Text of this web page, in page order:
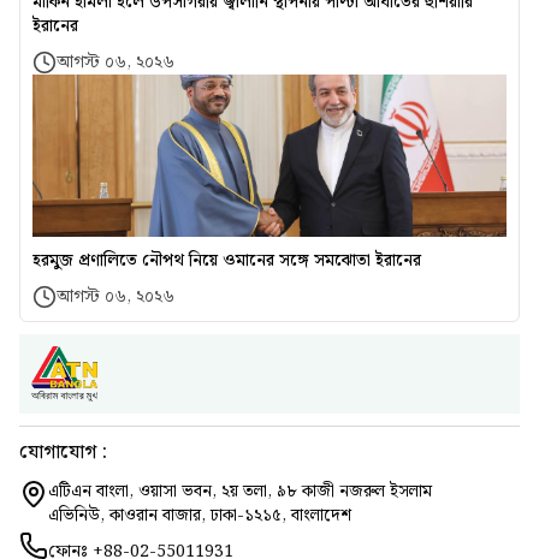
ইরানের
আগস্ট ০৬, ২০২৬
হরমুজ প্রণালিতে নৌপথ নিয়ে ওমানের সঙ্গে সমঝোতা ইরানের
আগস্ট ০৬, ২০২৬
যোগাযোগ :
এটিএন বাংলা, ওয়াসা ভবন, ২য় তলা, ৯৮ কাজী নজরুল ইসলাম
এভিনিউ, কাওরান বাজার, ঢাকা-১২১৫, বাংলাদেশ
ফোনঃ +88-02-55011931